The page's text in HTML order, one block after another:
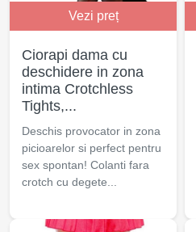
Vezi preț
Ciorapi dama cu
deschidere in zona
intima Crotchless
Tights,...
Deschis provocator in zona
picioarelor si perfect pentru
sex spontan! Colanti fara
crotch cu degete...